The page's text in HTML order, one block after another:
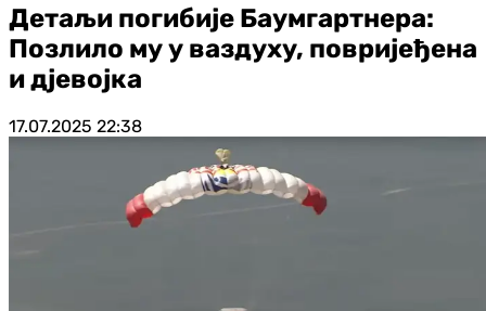
Детаљи погибије Баумгартнера:
Позлило му у ваздуху, повријеђена
и дјевојка
17.07.2025 22:38